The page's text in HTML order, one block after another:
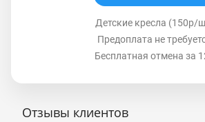
Детские кресла (150р/
Предоплата не
Бесплатная отмена за
Отзывы клиентов